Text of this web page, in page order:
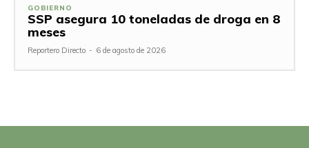
GOBIERNO
SSP asegura 10 toneladas de droga en 8
meses
Reportero Directo - 6 de agosto de 2026